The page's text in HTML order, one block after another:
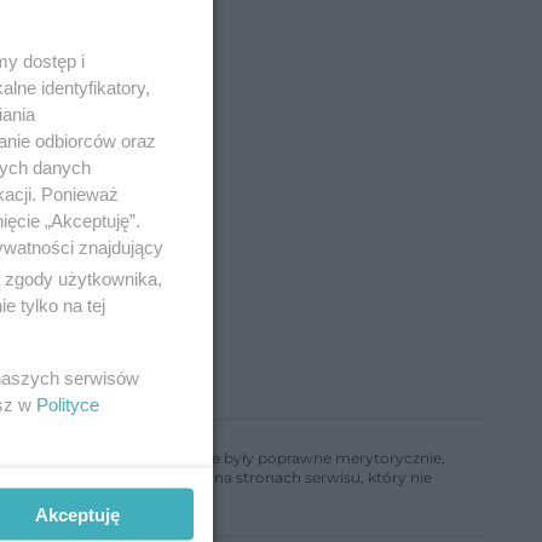
informacje w nim zawarte były poprawne merytorycznie,
informacji zamieszczonych na stronach serwisu, który nie
dostęp i
identyfikatory,
odbiorców oraz
danych
Ponieważ
„Akceptuję”.
znajdujący
użytkownika,
tylko na tej
serwisów
w Polityce
Akceptuję